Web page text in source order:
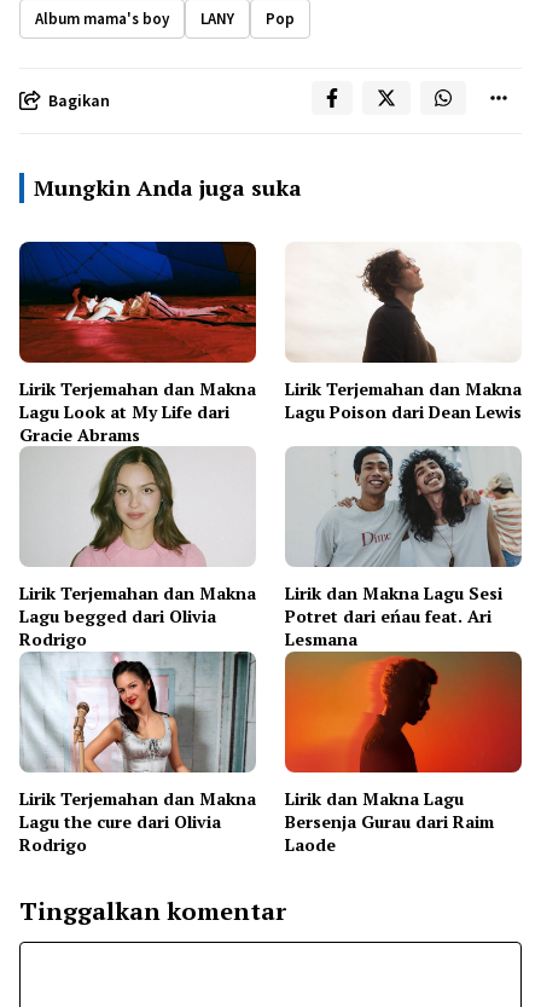
Album mama's boy LANY Pop
Bagikan
Mungkin Anda juga suka
Lirik Terjemahan dan Makna
Lagu Look at My Life dari
Gracie Abrams
Lirik Terjemahan dan Makna
Lagu Poison dari Dean Lewis
Lirik Terjemahan dan Makna
Lagu begged dari Olivia
Rodrigo
Lirik dan Makna Lagu Sesi
Potret dari eńau feat. Ari
Lesmana
Lirik Terjemahan dan Makna
Lagu the cure dari Olivia
Rodrigo
Lirik dan Makna Lagu
Bersenja Gurau dari Raim
Laode
Tinggalkan komentar